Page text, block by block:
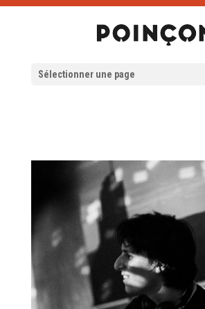
Sélectionner une page